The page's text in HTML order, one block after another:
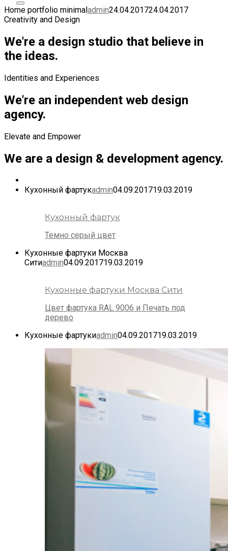
Home portfolio minimaladmin24.04.201724.04.2017
Creativity and Design
We're a design studio that believe in
the ideas.
Identities and Experiences
We're an independent web design
agency.
Elevate and Empower
We are a design & development agency.
Кухонный фартукadmin04.09.201719.03.2019
Кухонный фартук
Темно серый цвет
Кухонные фартуки Москва
Ситиadmin04.09.201719.03.2019
Кухонные фартуки Москва Сити
Цвет фартука RAL 9006 и Печать под
дерево
Кухонные фартукиadmin04.09.201719.03.2019